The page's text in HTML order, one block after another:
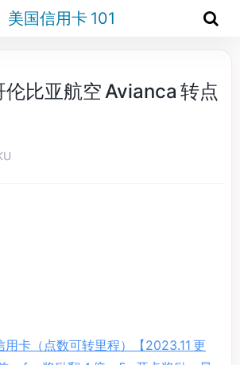
美国信用卡 101
比亚航空 Avianca 转点
卡（点数可转里程）【2023.11 更